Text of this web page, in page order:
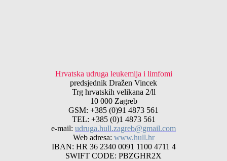
Hrvatska udruga leukemija i limfomi
predsjednik Dražen Vincek
Trg hrvatskih velikana 2/ll
10 000 Zagreb
GSM: +385 (0)91 4873 561
TEL: +385 (0)1 4873 561
e-mail: udruga.hull.zagreb@gmail.com
Web adresa: www.hull.hr
IBAN: HR 36 2340 0091 1100 4711 4
SWIFT CODE: PBZGHR2X